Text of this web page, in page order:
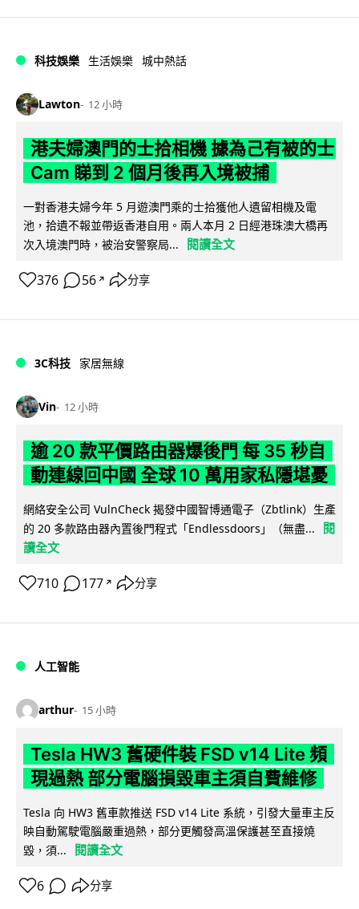
科技娛樂 生活娛樂 城中熱話
Lawton 12 小時
港夫婦澳門的士拾相機 據為己有被的士
Cam 睇到 2 個月後再入境被捕
一對香港夫婦今年 5 月遊澳門乘的士拾獲他人遺留相機及電
池，拾遺不報並帶返香港自用。兩人本月 2 日經港珠澳大橋再
次入境澳門時，被治安警察局...
閱讀全文
376 56 ↗ 分享
3C科技 家居無線
Vin 12 小時
逾 20 款平價路由器爆後門 每 35 秒自
動連線回中國 全球 10 萬用家私隱堪憂
網絡安全公司 VulnCheck 揭發中國智博通電子（Zbtlink）生產
的 20 多款路由器內置後門程式「Endlessdoors」（無盡...
閱
讀全文
710 177 ↗ 分享
人工智能
arthur 15 小時
Tesla HW3 舊硬件裝 FSD v14 Lite 頻
現過熱 部分電腦損毀車主須自費維修
Tesla 向 HW3 舊車款推送 FSD v14 Lite 系統，引發大量車主反
映自動駕駛電腦嚴重過熱，部分更觸發高溫保護甚至直接燒
毀，須...
閱讀全文
6 分享